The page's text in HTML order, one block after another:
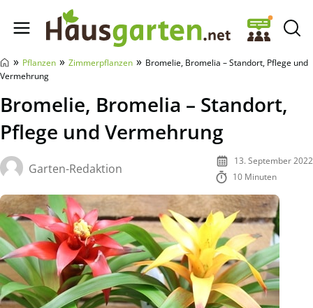
Hausgarten.net
» Pflanzen » Zimmerpflanzen » Bromelie, Bromelia – Standort, Pflege und
Vermehrung
Bromelie, Bromelia – Standort,
Pflege und Vermehrung
Garten-Redaktion
13. September 2022
10 Minuten